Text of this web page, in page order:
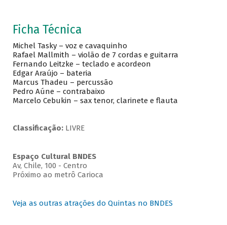
Ficha Técnica
Michel Tasky – voz e cavaquinho
Rafael Mallmith – violão de 7 cordas e guitarra
Fernando Leitzke – teclado e acordeon
Edgar Araújo – bateria
Marcus Thadeu – percussão
Pedro Aúne – contrabaixo
Marcelo Cebukin – sax tenor, clarinete e flauta
Classificação: LIVRE
Espaço Cultural BNDES
Av, Chile, 100 - Centro
Próximo ao metrô Carioca
Veja as outras atrações do Quintas no BNDES